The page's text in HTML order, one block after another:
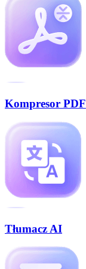
Kompresor PDF
Tłumacz AI